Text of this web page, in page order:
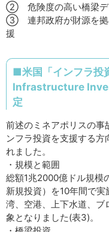
② 危険度の高い橋梁デ
③ 連邦政府が財源を拠
援
■米国「インフラ投
Infrastructure
定
前述のミネアポリスの事
ンフラ投資を支援する
れました。
・規模と範囲
総額1兆2000億ドル規模
新規投資）を10年間で
湾、空港、上下水道、ブ
象となりました(表3)。